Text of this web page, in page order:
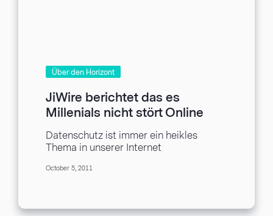
Über den Horizont
JiWire berichtet das es
Millenials nicht stört Online
Persönlich zu werden
Datenschutz ist immer ein heikles
Thema in unserer Internet
mehr zu einem heißen Thema...
October 5, 2011